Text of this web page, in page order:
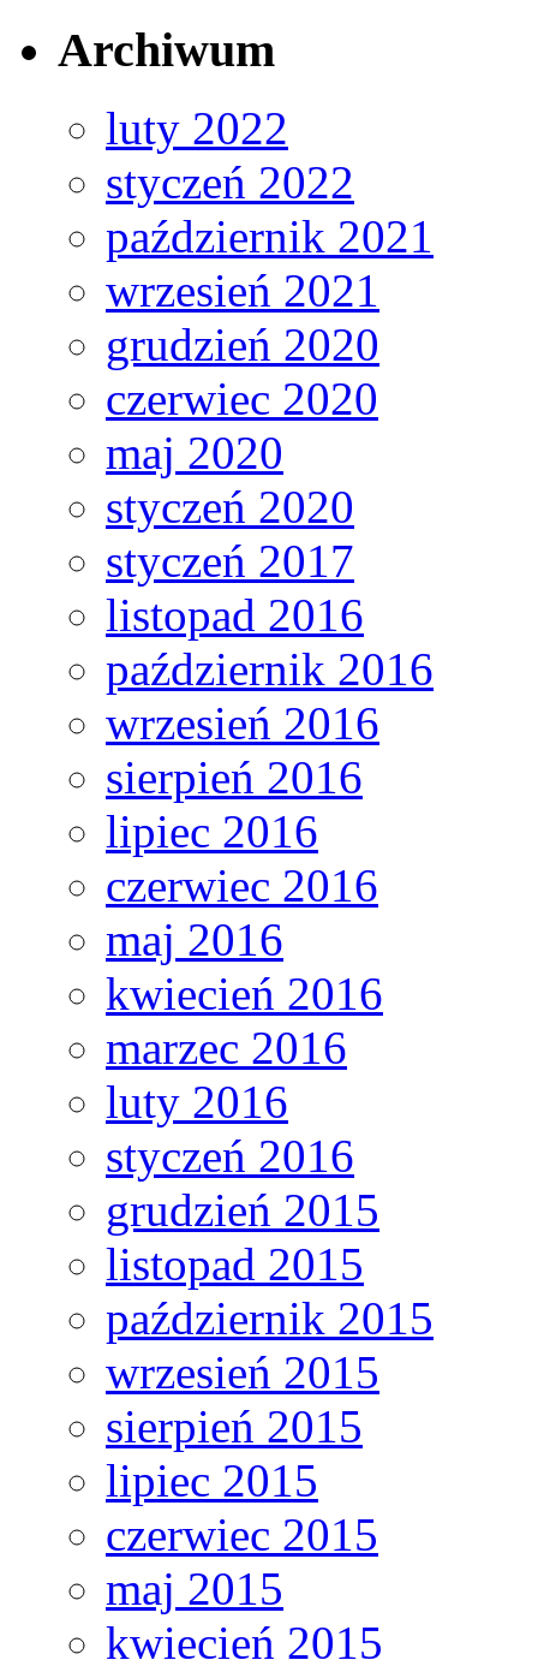
Archiwum
luty 2022
styczeń 2022
październik 2021
wrzesień 2021
grudzień 2020
czerwiec 2020
maj 2020
styczeń 2020
styczeń 2017
listopad 2016
październik 2016
wrzesień 2016
sierpień 2016
lipiec 2016
czerwiec 2016
maj 2016
kwiecień 2016
marzec 2016
luty 2016
styczeń 2016
grudzień 2015
listopad 2015
październik 2015
wrzesień 2015
sierpień 2015
lipiec 2015
czerwiec 2015
maj 2015
kwiecień 2015